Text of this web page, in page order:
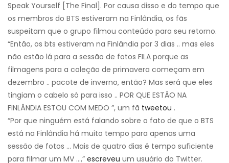
Speak Yourself [The Final]. Por causa disso e do tempo que
os membros do BTS estiveram na Finlândia, os fãs
suspeitam que o grupo filmou conteúdo para seu retorno.
“Então, os bts estiveram na Finlândia por 3 dias .. mas eles
não estão lá para a sessão de fotos FILA porque as
filmagens para a coleção de primavera começam em
dezembro .. pacote de inverno, então? Mas será que eles
tingiam o cabelo só para isso .. POR QUE ESTÃO NA
FINLÂNDIA ESTOU COM MEDO ”, um fã tweetou .
“Por que ninguém está falando sobre o fato de que o BTS
está na Finlândia há muito tempo para apenas uma
sessão de fotos ... Mais de quatro dias é tempo suficiente
para filmar um MV ...,” escreveu um usuário do Twitter.